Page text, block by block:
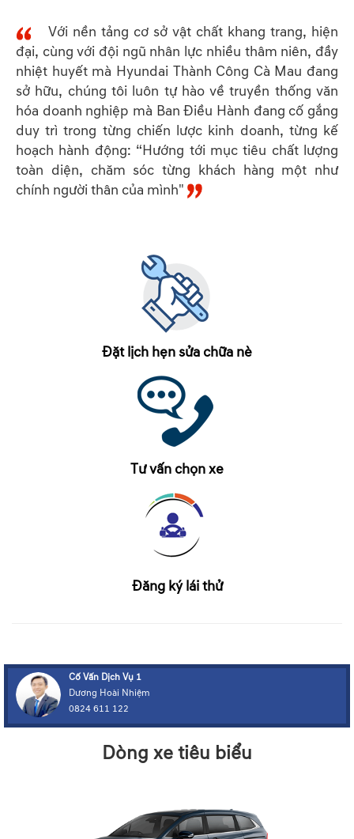
Với nền tảng cơ sở vật chất khang trang, hiện
đại, cùng với đội ngũ nhân lực nhiều thâm niên, đầy
nhiệt huyết mà Hyundai Thành Công Cà Mau đang
sở hữu, chúng tôi luôn tự hào về truyền thống văn
hóa doanh nghiệp mà Ban Điều Hành đang cố gắng
duy trì trong từng chiến lược kinh doanh, từng kế
hoạch hành động: “Hướng tới mục tiêu chất lượng
toàn diện, chăm sóc từng khách hàng một như
chính người thân của mình"
Đặt lịch hẹn sửa chữa nè
Tư vấn chọn xe
Đăng ký lái thử
Cố Vấn Dịch Vụ 1
Dương Hoài Nhiệm
0824 611 122
Dòng xe tiêu biểu